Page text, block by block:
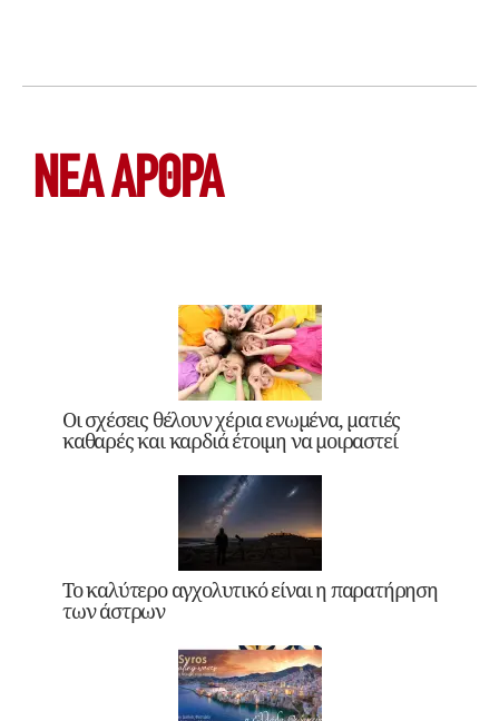
ΝΕΑ ΆΡΘΡΑ
Οι σχέσεις θέλουν χέρια ενωμένα, ματιές
καθαρές και καρδιά έτοιμη να μοιραστεί
Το καλύτερο αγχολυτικό είναι η παρατήρηση
των άστρων